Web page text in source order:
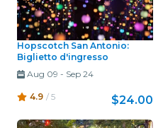
Hopscotch San Antonio:
Biglietto d'ingresso
Aug 09 - Sep 24
4.9 / 5 $24.00